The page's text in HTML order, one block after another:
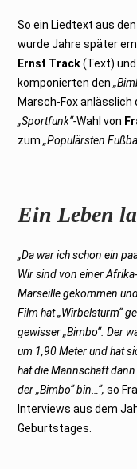
So ein Liedtext aus
wurde Jahre später
Ernst Track(Text) und
komponierten den
Marsch-Fox
„Sportfunk“-Wahl von
zum„Populärsten
Ein Leben
„Da war ich schon ein
Wir sind von einer
Marseille gekommen
Film hat „Wirbelsturm“
gewisser „Bimbo“. Der
um 1,90 Meter und hat
hat die Mannschaft
der „Bimbo“ bin…“, so
Interviews aus dem
Geburtstages.